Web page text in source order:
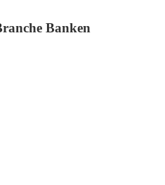
Banken